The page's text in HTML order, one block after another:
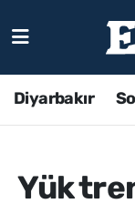
Diyarbakır
Yük